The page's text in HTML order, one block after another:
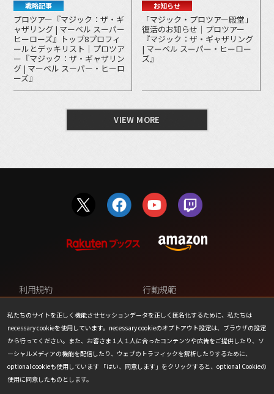
戦略記事
プロツアー『マジック：ザ・ギ
ャザリング | マーベル スーパー
ヒーローズ』トップ8プロフィ
ールとデッキリスト｜プロツア
ー『マジック：ザ・ギャザリン
グ | マーベル スーパー・ヒーロ
ーズ』
お知らせ
「マジック・プロツアー殿堂」
復活のお知らせ｜プロツアー
『マジック：ザ・ギャザリング
| マーベル スーパー・ヒーロー
ズ』
VIEW MORE
私たちのサイトを正しく機能させセッションデータを正しく匿名化するために、私たちは
necessary cookieを使用しています。necessary cookieのオプトアウト設定は、ブラウザの設定
から行ってください。また、お客さま１人１人に合ったコンテンツや広告をご提供したり、ソ
ーシャルメディアの機能を配信したり、ウェブのトラフィックを解析したりするために、
optional cookieも使用しています 「はい、同意します」をクリックすると、optional Cookieの
使用に同意したものとします。
利用規約
行動規範
プライバシーポリシー
カスタマーサポート
ファンコンテンツ・ポリシー
個人情報の販売や共有を許可し
ない
COOKIE
プレスリリース